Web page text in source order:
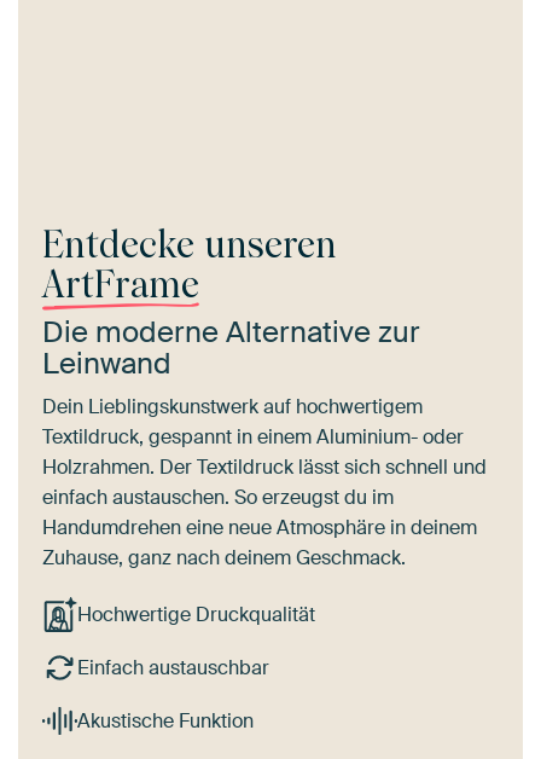
Entdecke unseren
ArtFrame
Die moderne Alternative zur
Leinwand
Dein Lieblingskunstwerk auf hochwertigem
Textildruck, gespannt in einem Aluminium- oder
Holzrahmen. Der Textildruck lässt sich schnell und
einfach austauschen. So erzeugst du im
Handumdrehen eine neue Atmosphäre in deinem
Zuhause, ganz nach deinem Geschmack.
Hochwertige Druckqualität
Einfach austauschbar
Akustische Funktion